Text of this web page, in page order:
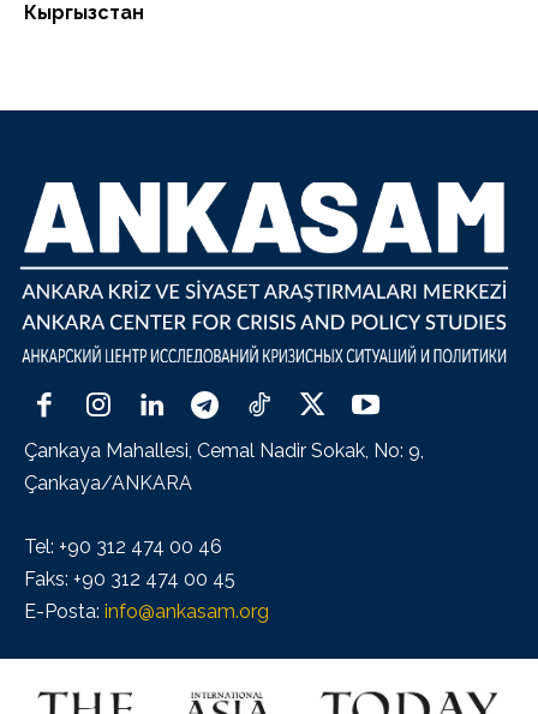
Кыргызстан
Çankaya Mahallesi, Cemal Nadir Sokak, No: 9,
Çankaya/ANKARA
Tel: +90 312 474 00 46
Faks: +90 312 474 00 45
E-Posta: info@ankasam.org